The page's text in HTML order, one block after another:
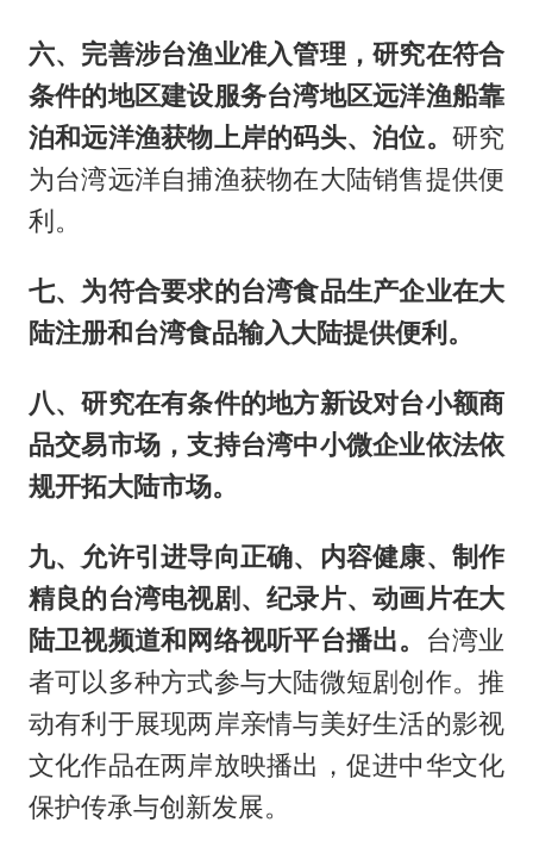
六、完善涉台渔业准入管理，研究在符合
条件的地区建设服务台湾地区远洋渔船靠
泊和远洋渔获物上岸的码头、泊位。 研究
为台湾远洋自捕渔获物在大陆销售提供便
利。
七、为符合要求的台湾食品生产企业在大
陆注册和台湾食品输入大陆提供便利。
八、研究在有条件的地方新设对台小额商
品交易市场，支持台湾中小微企业依法依
规开拓大陆市场。
九、允许引进导向正确、内容健康、制作
精良的台湾电视剧、纪录片、动画片在大
陆卫视频道和网络视听平台播出。 台湾业
者可以多种方式参与大陆微短剧创作。推
动有利于展现两岸亲情与美好生活的影视
文化作品在两岸放映播出，促进中华文化
保护传承与创新发展。